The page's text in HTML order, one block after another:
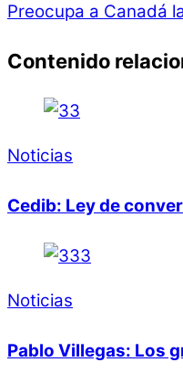
Preocupa a Canadá
Contenido
Noticias
Cedib: Ley de
Noticias
Pablo Villegas: Los